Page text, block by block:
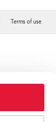
Terms of use